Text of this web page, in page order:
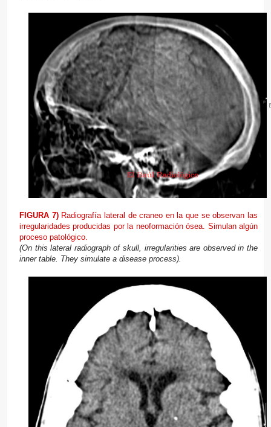
FIGURA 7) Radiografía lateral de craneo en la que se observan las
irregularidades producidas por la neoformación ósea. Simulan algún
proceso patológico.
(On this lateral radiograph of skull, irregularities are observed in the
inner table They simulate a disease process).